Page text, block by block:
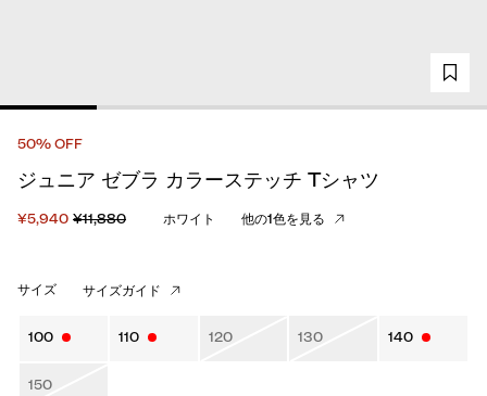
50% OFF
ジュニア ゼブラ カラーステッチ Tシャツ
¥5,940 ¥11,880 ホワイト 他の1色を見る
サイズ サイズガイド
100 110 120 130 140
150